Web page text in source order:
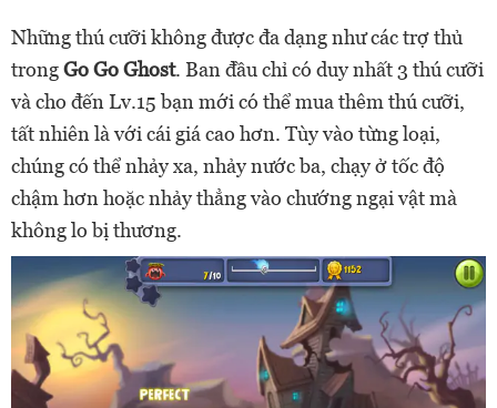
Những thú cưỡi không được đa dạng như các trợ thủ
trongGo Go Ghost. Ban đầu chỉ có duy nhất 3 thú cưỡi
và cho đến Lv.15 bạn mới có thể mua thêm thú cưỡi,
tất nhiên là với cái giá cao hơn. Tùy vào từng loại,
chúng có thể nhảy xa, nhảy nước ba, chạy ở tốc độ
chậm hơn hoặc nhảy thẳng vào chướng ngại vật mà
không lo bị thương.